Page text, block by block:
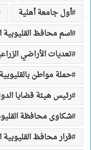
أول جامعة أهلية
اسم محافظ القليوبية
تعديات الأراضي
حملة مواطن بالقليوبية
رئيس هيئة قضايا
شكاوى محافظة
قرار محافظ